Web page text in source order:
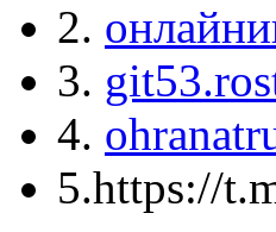
2.
3.
4.
5.https://